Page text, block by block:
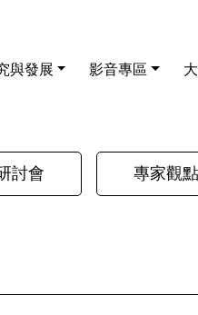
與發展 影音專區
討會 專家觀點